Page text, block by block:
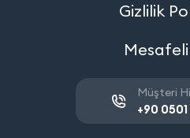
Gizlilik
Mesafeli
Müşteri
+90 0501